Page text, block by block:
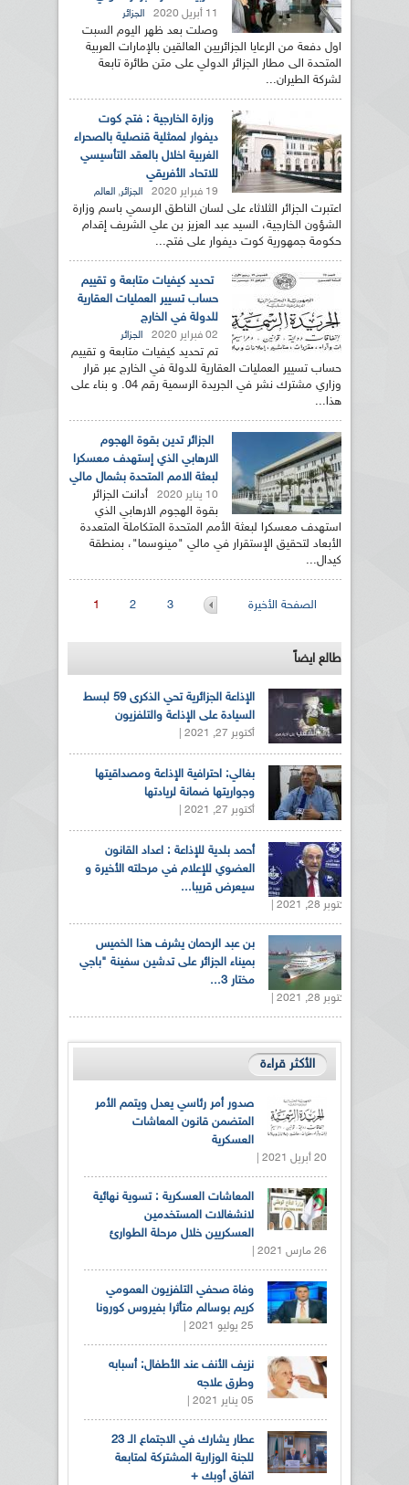
11 أبريل 2020 الجزائر
وصلت بعد ظهر اليوم السبت
اول دفعة من الرعايا الجزائريين العالقين بالإمارات العربية
المتحدة الى مطار الجزائر الدولي على متن طائرة تابعة
لشركة الطيران...
وزارة الخارجية : فتح كوت
ديفوار لممثلية قنصلية بالصحراء
الغربية اخلال بالعقد التأسيسي
للاتحاد الأفريقي
19 فبراير 2020 الجزائر, العالم
اعتبرت الجزائر الثلاثاء على لسان الناطق الرسمي باسم وزارة
الشؤون الخارجية، السيد عبد العزيز بن علي الشريف إقدام
حكومة جمهورية كوت ديفوار على فتح...
تحديد كيفيات متابعة و تقييم
حساب تسيير العمليات العقارية
للدولة في الخارج
02 فبراير 2020 الجزائر
تم تحديد كيفيات متابعة و تقييم
حساب تسيير العمليات العقارية للدولة في الخارج عبر قرار
وزاري مشترك نشر في الجريدة الرسمية رقم 04. و بناء على
هذا...
الجزائر تدين بقوة الهجوم
الارهابي الذي إستهدف معسكرا
لبعثة الامم المتحدة بشمال مالي
10 يناير 2020
أدانت الجزائر
بقوة الهجوم الارهابي الذي
استهدف معسكرا لبعثة الأمم المتحدة المتكاملة المتعددة
الأبعاد لتحقيق الإستقرار في مالي "مينوسما"، بمنطقة
كيدال...
الصفحات 1 2 3 الصفحة الأخيرة
طالع ايضاً
الإذاعة الجزائرية تحي الذكرى 59 لبسط
السيادة على الإذاعة والتلفزيون
أكتوبر 27, 2021 |
بغالي: احترافية الإذاعة ومصداقيتها
وجواريتها ضمانة لريادتها
أكتوبر 27, 2021 |
أحمد بلدية للإذاعة : اعداد القانون
العضوي للإعلام في مرحلته الأخيرة و
سيعرض قريبا...
أكتوبر 28, 2021 |
بن عبد الرحمان يشرف هذا الخميس
بميناء الجزائر على تدشين سفينة "باجي
مختار 3...
أكتوبر 28, 2021 |
الأكثر قراءة
صدور أمر رئاسي يعدل ويتمم الأمر
المتضمن قانون المعاشات
العسكرية
20 أبريل 2021 |
المعاشات العسكرية : تسوية نهائية
لانشغالات المستخدمين
العسكريين خلال مرحلة الطوارئ
26 مارس 2021 |
وفاة صحفي التلفزيون العمومي
كريم بوسالم متأثرا بفيروس كورونا
25 يوليو 2021 |
نزيف الأنف عند الأطفال: أسبابه
وطرق علاجه
05 يناير 2021 |
عطار يشارك في الاجتماع الـ 23
للجنة الوزارية المشتركة لمتابعة
اتفاق أوبك +